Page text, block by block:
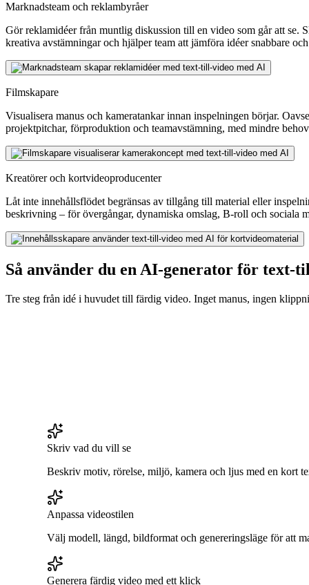
Marknadsteam och reklambyråer
Gör reklamidéer från muntlig diskussion till en video som går att se.
kreativa avstämningar och hjälper team att jämföra idéer snabbare
Filmskapare
Visualisera manus och kameratankar innan inspelningen börjar.
projektpitchar, förproduktion och teamavstämning, med mindre
Kreatörer och kortvideoproducenter
Låt inte innehållsflödet begränsas av tillgång till material eller
beskrivning – för övergångar, dynamiska omslag, B-roll och sociala
Så använder du en AI-generator för text-
Tre steg från idé i huvudet till färdig video. Inget manus, ingen
Skriv vad du vill se
Beskriv motiv, rörelse, miljö, kamera och ljus med en
Anpassa videostilen
Välj modell, längd, bildformat och genereringsläge för att
Generera färdig video med ett klick